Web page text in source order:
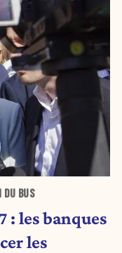
DU BUS
: les banques
les